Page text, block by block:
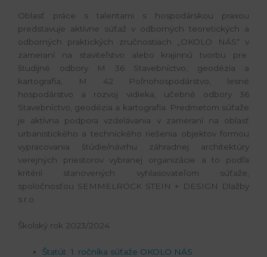
Oblasť práce s talentami s hospodárskou praxou
predstavuje aktívne súťaž v odborných teoretických a
odborných praktických zručnostiach „OKOLO NÁS“ v
zameraní na staviteľstvo alebo krajinnú tvorbu pre
študijné odbory M 36 Stavebníctvo, geodézia a
kartografia, M 42 Poľnohospodárstvo, lesné
hospodárstvo a rozvoj vidieka, učebné odbory 36
Stavebníctvo, geodézia a kartografia. Predmetom súťaže
je aktívna podpora vzdelávania v zameraní na oblasť
urbanistického a technického riešenia objektov formou
vypracovania štúdie/návrhu záhradnej architektúry
verejných priestorov vybranej organizácie a to podľa
kritérií stanovených vyhlasovateľom súťaže,
spoločnosťou SEMMELROCK STEIN + DESIGN Dlažby
s.r.o.
Školský rok 2023/2024
Štatút 1. ročníka súťaže OKOLO NÁS